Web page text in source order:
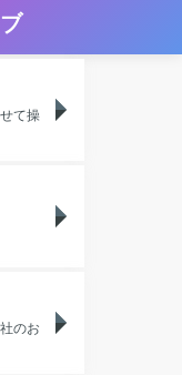
て操
のお